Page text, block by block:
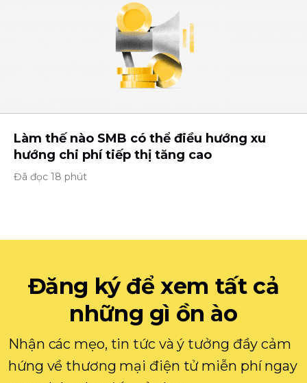
Làm thế nào SMB có thể điều hướng xu
hướng chi phí tiếp thị tăng cao
Đã đọc 18 phút
Đăng ký để xem tất cả
những gì ồn ào
Nhận các mẹo, tin tức và ý tưởng đầy cảm
hứng về thương mại điện tử miễn phí ngay